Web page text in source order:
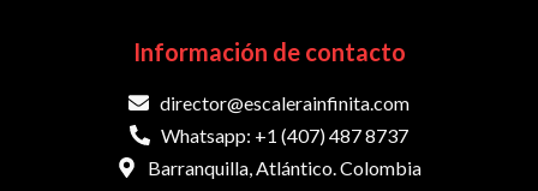
Información de contacto
director@escalerainfinita.com
Whatsapp: +1 (407) 487 8737
Barranquilla, Atlántico. Colombia